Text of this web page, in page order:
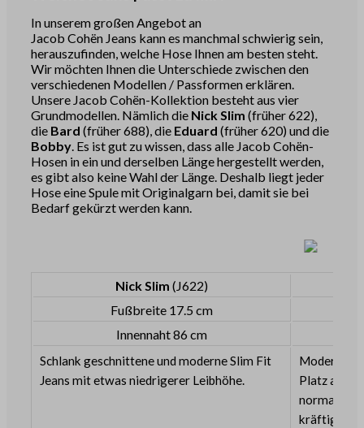
In unserem großen Angebot an
Jacob Cohën Jeans kann es manchmal schwierig sein,
herauszufinden, welche Hose Ihnen am besten steht.
Wir möchten Ihnen die Unterschiede zwischen den
verschiedenen Modellen / Passformen erklären.
Unsere Jacob Cohën-Kollektion besteht aus vier
Grundmodellen. Nämlich die Nick Slim (früher 622),
die Bard (früher 688), die Eduard (früher 620) und die
Bobby. Es ist gut zu wissen, dass alle Jacob Cohën-
Hosen in ein und derselben Länge hergestellt werden,
es gibt also keine Wahl der Länge. Deshalb liegt jeder
Hose eine Spule mit Originalgarn bei, damit sie bei
Bedarf gekürzt werden kann.
Nick Slim (J622)
Fußbreite 17.5 cm
Innennaht 86 cm
Schlank geschnittene und moderne Slim Fit
Jeans mit etwas niedrigerer Leibhöhe.
Moderne
Platz an
normalen
kräftigen